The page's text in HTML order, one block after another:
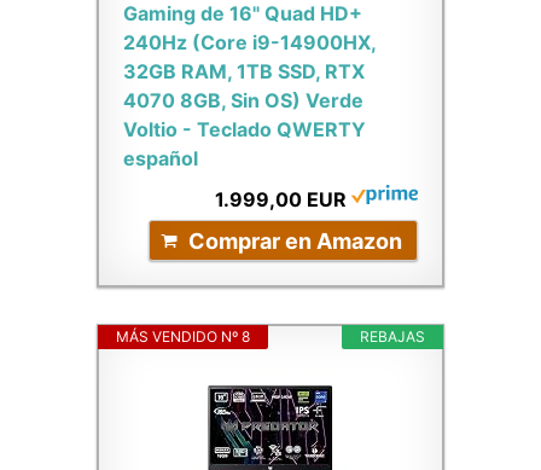
Gaming de 16" Quad HD+
240Hz (Core i9-14900HX,
32GB RAM, 1TB SSD, RTX
4070 8GB, Sin OS) Verde
Voltio - Teclado QWERTY
español
1.999,00 EUR
Comprar en Amazon
REBAJAS
MÁS VENDIDO Nº 8